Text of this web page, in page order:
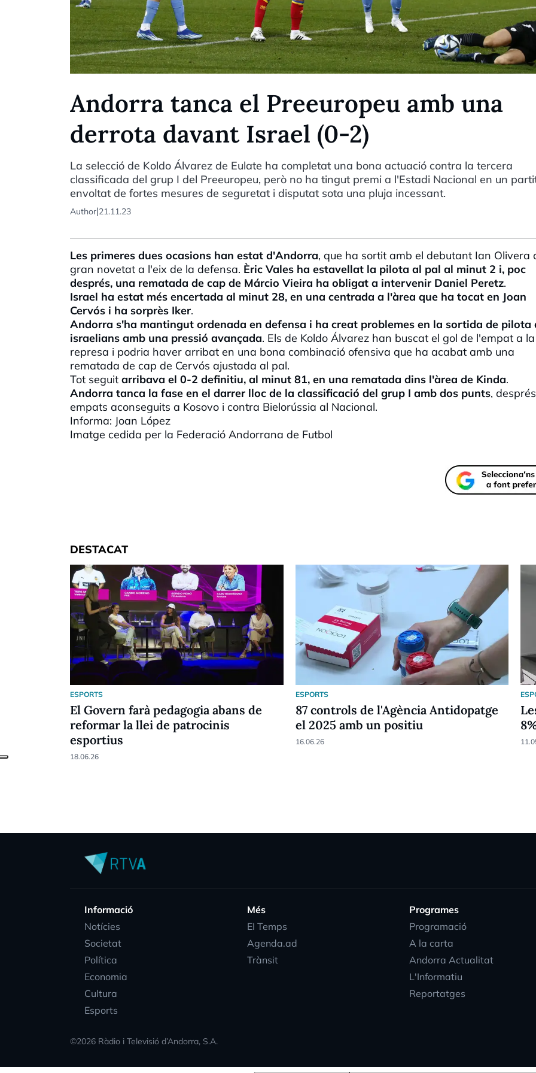
Andorra tanca el Preeuropeu amb una
derrota davant Israel (0-2)
La selecció de Koldo Álvarez de Eulate ha completat una bona actuació contra la tercera
classificada del grup I del Preeuropeu, però no ha tingut premi a l'Estadi Nacional en un
envoltat de fortes mesures de seguretat i disputat sota una pluja incessant.
Author|21.11.23
Les primeres dues ocasions han estat d'Andorra, que ha sortit amb el debutant Ian Olivera
gran novetat a l'eix de la defensa. Èric Vales ha estavellat la pilota al pal al minut 2 i, poc
després, una rematada de cap de Márcio Vieira ha obligat a intervenir Daniel Peretz.
Israel ha estat més encertada al minut 28, en una centrada a l'àrea que ha tocat en Joan
Cervós i ha sorprès Iker.
Andorra s'ha mantingut ordenada en defensa i ha creat problemes en la sortida de pilota
israelians amb una pressió avançada. Els de Koldo Álvarez han buscat el gol de l'empat a la
represa i podria haver arribat en una bona combinació ofensiva que ha acabat amb una
rematada de cap de Cervós ajustada al pal.
Tot seguit arribava el 0-2 definitiu, al minut 81, en una rematada dins l'àrea de Kinda.
Andorra tanca la fase en el darrer lloc de la classificació del grup I amb dos punts,
empats aconseguits a Kosovo i contra Bielorússia al Nacional.
Informa: Joan López
Imatge cedida per la Federació Andorrana de Futbol
DESTACAT
ESPORTS
El Govern farà pedagogia abans de
reformar la llei de patrocinis
esportius
18.06.26
ESPORTS
87 controls de l'Agència Antidopatge
el 2025 amb un positiu
16.06.26
Informació
Notícies
Societat
Política
Economia
Cultura
Esports
Més
EI Temps
Agenda.ad
Trànsit
Programes
Programació
A la carta
Andorra Actualitat
L'Informatiu
Reportatges
©2026 Ràdio i Televisió d’Andorra, S.A.